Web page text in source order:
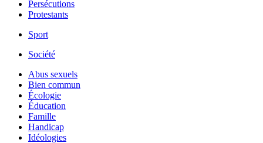
Persécutions
Protestants
Sport
Société
Abus sexuels
Bien commun
Écologie
Éducation
Famille
Handicap
Idéologies